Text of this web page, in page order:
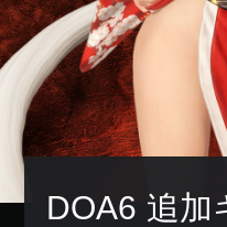
DOA6 追加